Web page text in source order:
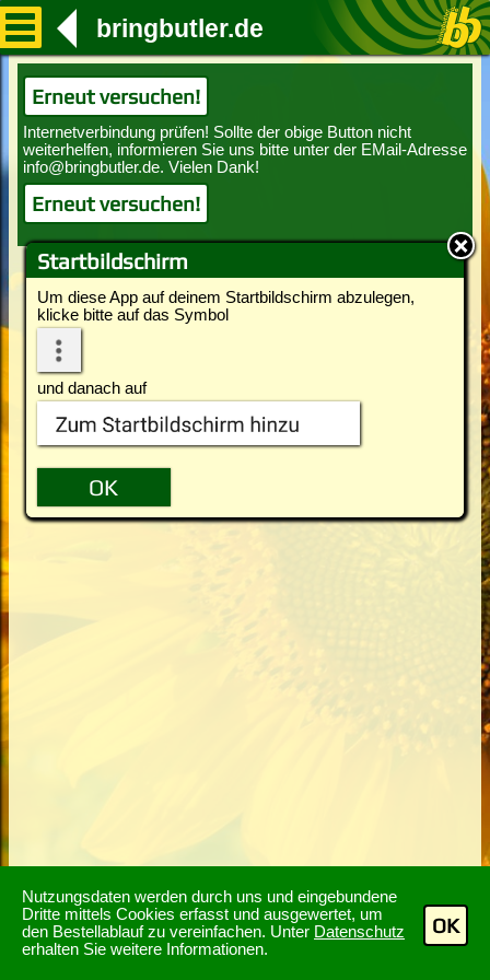
Nutzungsdaten werden durch uns und eingebundene
Dritte mittels Cookies erfasst und ausgewertet, um
den Bestellablauf zu vereinfachen. Unter Datenschutz
erhalten Sie weitere Informationen.
OK
Startbildschirm
Um diese App auf deinem Startbildschirm abzulegen,
klicke bitte auf das Symbol
und danach auf
bringbutler.de
Erneut versuchen!
Erneut versuchen!